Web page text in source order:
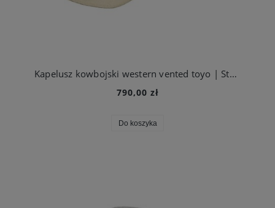
Kapelusz kowbojski western vented toyo | Stetson
790,00 zł
Do koszyka